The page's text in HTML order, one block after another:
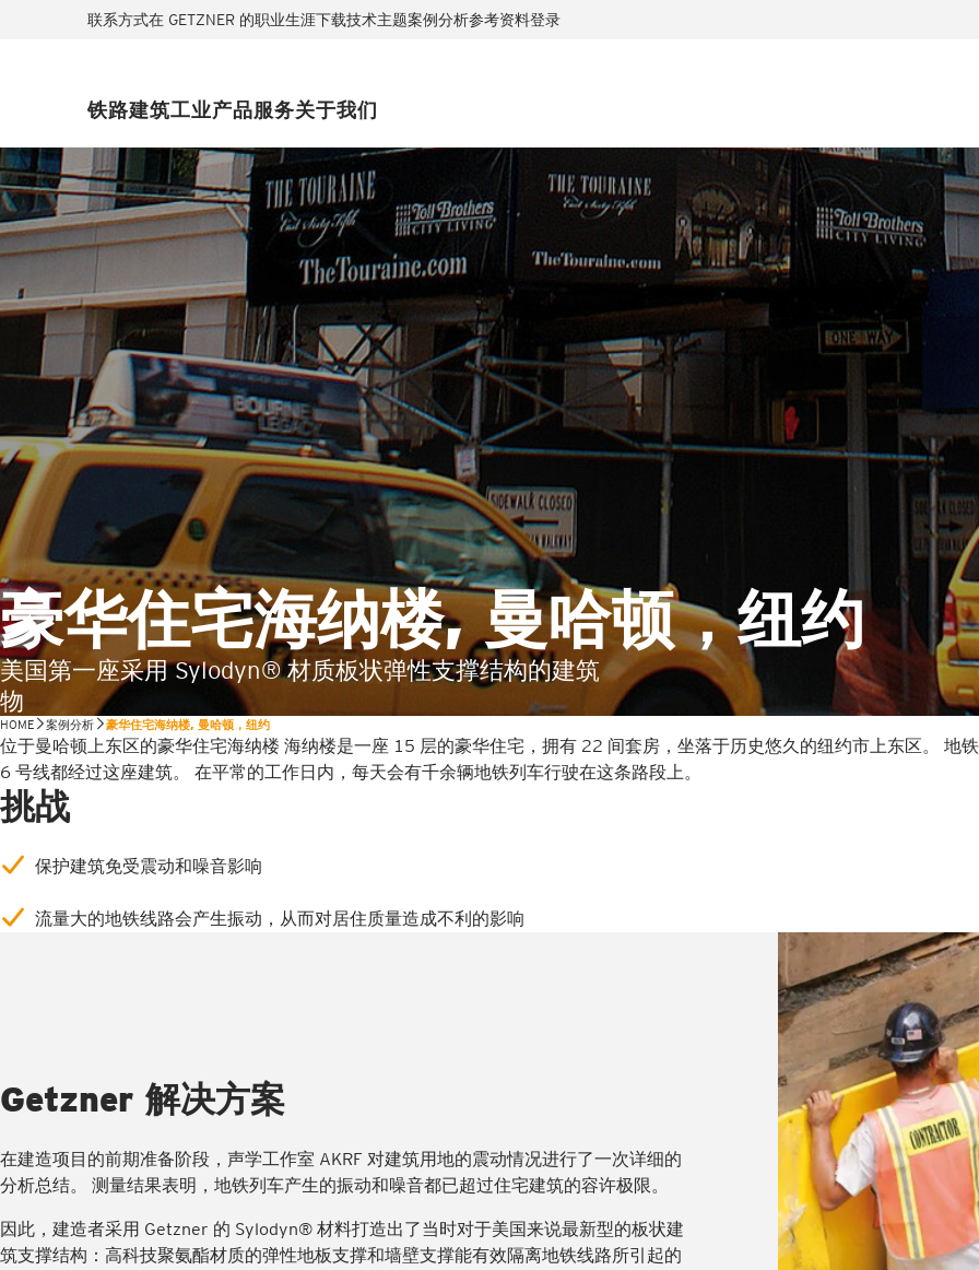
联系方式在 GETZNER 的职业生涯下载技术主题案例分析参考资料登录
铁路建筑工业产品服务关于我们
豪华住宅海纳楼, 曼哈顿，纽约
美国第一座采用 Sylodyn® 材质板状弹性支撑结构的建筑
物
HOME 案例分析 豪华住宅海纳楼, 曼哈顿，纽约
位于曼哈顿上东区的豪华住宅海纳楼 海纳楼是一座 15 层的豪华住宅，拥有 22 间套房，坐落于历史悠久的纽约市上东区。 地
6 号线都经过这座建筑。 在平常的工作日内，每天会有千余辆地铁列车行驶在这条路段上。
挑战
保护建筑免受震动和噪音影响
流量大的地铁线路会产生振动，从而对居住质量造成不利的影响
Getzner 解决方案
在建造项目的前期准备阶段，声学工作室 AKRF 对建筑用地的震动情况进行了一次详细的
分析总结。 测量结果表明，地铁列车产生的振动和噪音都已超过住宅建筑的容许极限。
因此，建造者采用 Getzner 的 Sylodyn® 材料打造出了当时对于美国来说最新型的板状建
筑支撑结构：高科技聚氨酯材质的弹性地板支撑和墙壁支撑能有效隔离地铁线路所引起的